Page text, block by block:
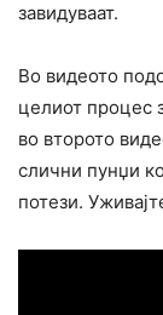
завидуваат.
Во видеото
целиот процес
во второто
слични пунџи
потези.